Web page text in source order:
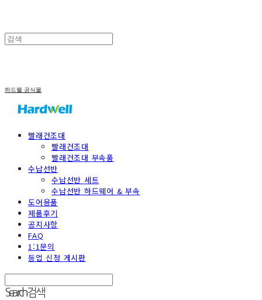
하드웰 공식몰
빨래건조대
빨래건조대
빨래건조대 부속품
수납선반
수납선반 세트
수납선반 하드웨어 & 부속
도어용품
제품후기
공지사항
FAQ
1:1문의
등업 신청 게시판
Search검색